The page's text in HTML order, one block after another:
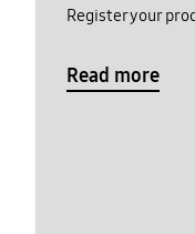
Register your
Read more